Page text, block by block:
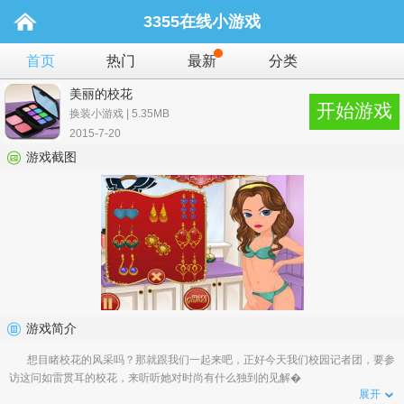
3355在线小游戏
首页 热门 最新 分类
美丽的校花
换装小游戏 | 5.35MB
2015-7-20
开始游戏
游戏截图
游戏简介
想目睹校花的风采吗？那就跟我们一起来吧，正好今天我们校园记者团，要参
访这问如雷贯耳的校花，来听听她对时尚有什么独到的见解�
展开